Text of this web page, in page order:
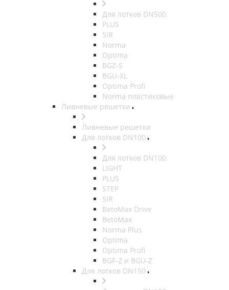
Для лотков DN500
PLUS
SIR
Norma
Optima
BGZ-S
BGU-XL
Optima Profi
Norma пластиковые
Ливневые решетки
Ливневые решетки
Для лотков DN100
Для лотков DN100
LIGHT
PLUS
STEP
SIR
BetoMax Drive
BetoMax
Norma Plus
Optima
Optima Profi
BGF-Z и BGU-Z
Для лотков DN150